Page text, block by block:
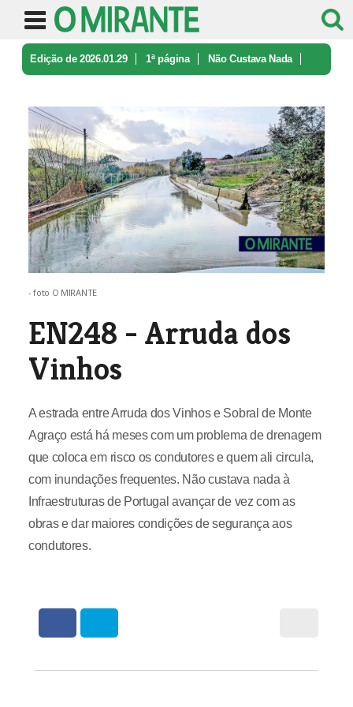
Edição de 2026.01.29 1ª página Não Custava Nada
- foto O MIRANTE
EN248 - Arruda dos
Vinhos
A estrada entre Arruda dos Vinhos e Sobral de Monte
Agraço está há meses com um problema de drenagem
que coloca em risco os condutores e quem ali circula,
com inundações frequentes. Não custava nada à
Infraestruturas de Portugal avançar de vez com as
obras e dar maiores condições de segurança aos
condutores.